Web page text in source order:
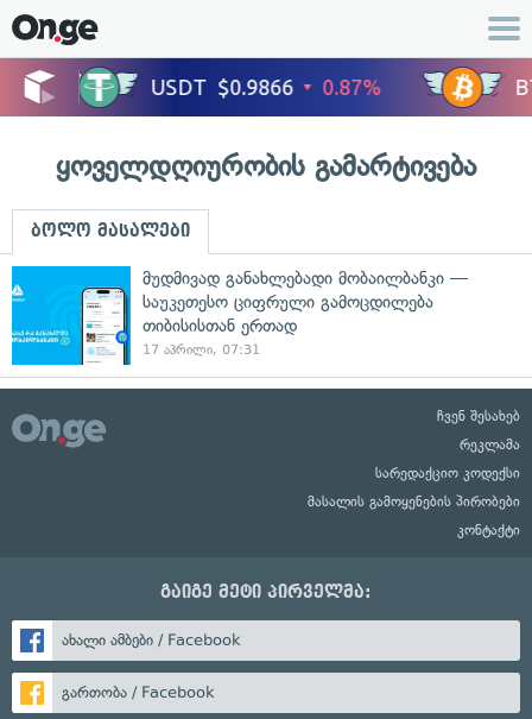
ყოველდღიურობის გამარტივება
ბოლო მასალები
მუდმივად განახლებადი მობაილბანკი —
საუკეთესო ციფრული გამოცდილება
თიბისისთან ერთად
17 აპრილი, 07:31
ჩვენ შესახებ
რეკლამა
სარედაქციო კოდექსი
მასალის გამოყენების პირობები
კონტაქტი
გაიგე მეტი პირველმა:
ახალი ამბები / Facebook
გართობა / Facebook